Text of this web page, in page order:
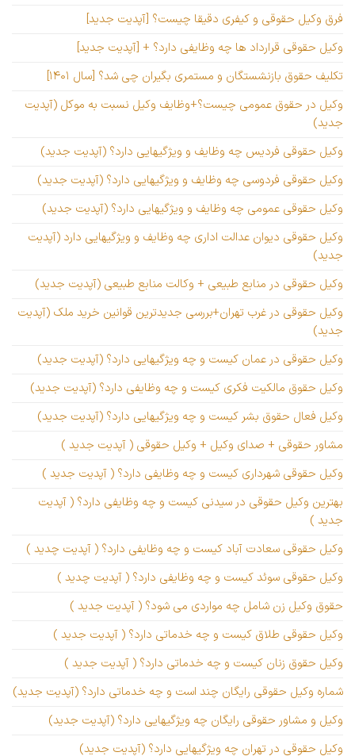
فرق وکیل حقوقی و کیفری دقیقا چیست؟ [آپدیت جدید]
وکیل حقوقی قرارداد ها چه وظایفی دارد؟ + [آپدیت جدید]
تکلیف حقوق بازنشستگان و مستمری بگیران چی شد؟ [سال ۱۴۰۱]
وکیل در حقوق عمومی چیست؟+وظایف وکیل نسبت به موکل (آپدیت
جدید)
وکیل حقوقی فردیس چه وظایف و ویژگیهایی دارد؟ (آپدیت جدید)
وکیل حقوقی فردوسی چه وظایف و ویژگیهایی دارد؟ (آپدیت جدید)
وکیل حقوقی عمومی چه وظایف و ویژگیهایی دارد؟ (آپدیت جدید)
وکیل حقوقی دیوان عدالت اداری چه وظایف و ویژگیهایی دارد (آپدیت
جدید)
وکیل حقوقی در منابع طبیعی + وکالت منابع طبیعی (آپدیت جدید)
وکیل حقوقی در غرب تهران+بررسی جدیدترین قوانین خرید ملک (آپدیت
جدید)
وکیل حقوقی در عمان کیست و چه ویژگیهایی دارد؟ (آپدیت جدید)
وکیل حقوق مالکیت فکری کیست و چه وظایفی دارد؟ (آپدیت جدید)
وکیل فعال حقوق بشر کیست و چه ویژگیهایی دارد؟ (آپدیت جدید)
مشاور حقوقی + صدای وکیل + وکیل حقوقی ( آپدیت جدید )
وکیل حقوقی شهرداری کیست و چه وظایفی دارد؟ ( آپدیت جدید )
بهترین وکیل حقوقی در سیدنی کیست و چه وظایفی دارد؟ ( آپدیت
جدید )
وکیل حقوقی سعادت آباد کیست و چه وظایفی دارد؟ ( آپدیت چدید )
وکیل حقوقی سوئد کیست و چه وظایفی دارد؟ ( آپدیت چدید )
حقوق وکیل زن شامل چه مواردی می شود؟ ( آپدیت جدید )
وکیل حقوقی طلاق کیست و چه خدماتی دارد؟ ( آپدیت جدید )
وکیل حقوق زنان کیست و چه خدماتی دارد؟ ( آپدیت جدید )
شماره وکیل حقوقی رایگان چند است و چه خدماتی دارد؟ (آپدیت جدید)
وکیل و مشاور حقوقی رایگان چه ویژگیهایی دارد؟ (آپدیت جدید)
وکیل حقوقی در تهران چه ویژگیهایی دارد؟ (آپدیت جدید)